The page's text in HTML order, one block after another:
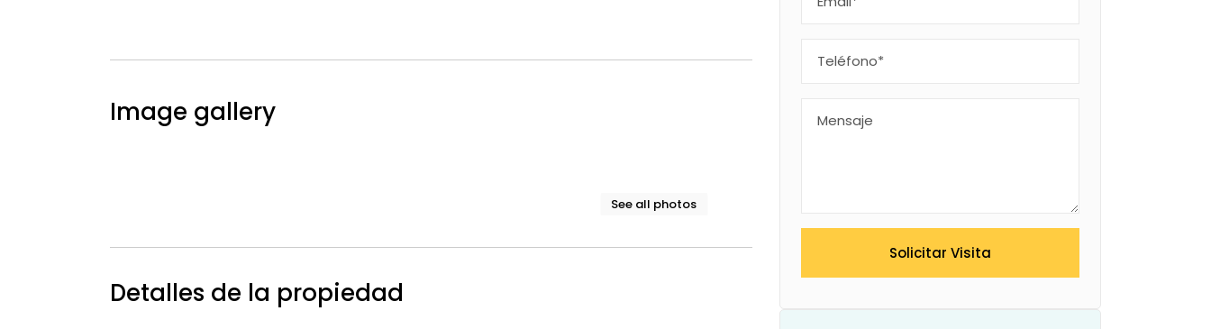
Image gallery
See all photos
Detalles de la propiedad
Solicitar Visita